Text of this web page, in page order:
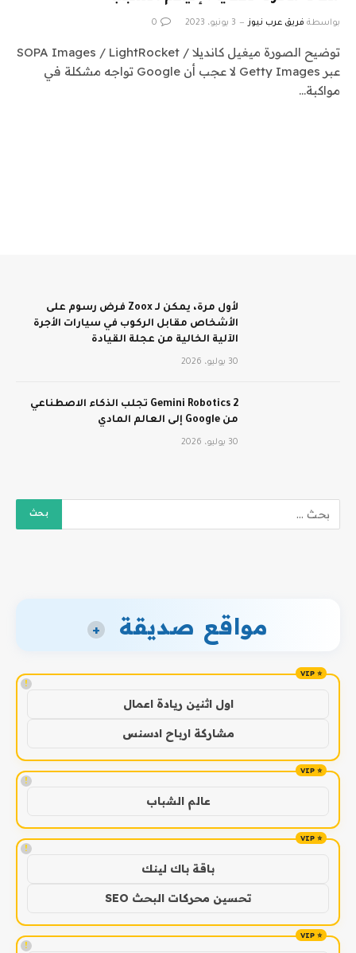
بواسطة فريق عرب نيوز 3 يونيو، 2023 0
توضيح الصورة ميغيل كانديلا / SOPA Images / LightRocket
عبر Getty Images لا عجب أن Google تواجه مشكلة في
مواكبة…
لأول مرة، يمكن لـ Zoox فرض رسوم على
الأشخاص مقابل الركوب في سيارات الأجرة
الآلية الخالية من عجلة القيادة
30 يوليو، 2026
Gemini Robotics 2 تجلب الذكاء الاصطناعي
من Google إلى العالم المادي
30 يوليو، 2026
مواقع صديقة +
!
اول اثنين ريادة اعمال
مشاركة ارباح ادسنس
!
عالم الشباب
!
باقة باك لينك
تحسين محركات البحث SEO
!